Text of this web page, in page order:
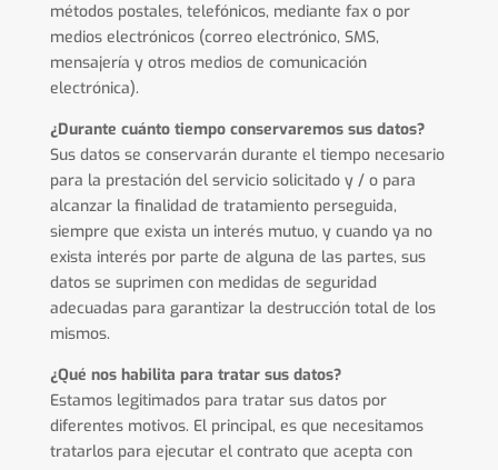
métodos postales, telefónicos, mediante fax o por
medios electrónicos (correo electrónico, SMS,
mensajería y otros medios de comunicación
electrónica).
¿Durante cuánto tiempo conservaremos sus datos?
Sus datos se conservarán durante el tiempo necesario
para la prestación del servicio solicitado y / o para
alcanzar la finalidad de tratamiento perseguida,
siempre que exista un interés mutuo, y cuando ya no
exista interés por parte de alguna de las partes, sus
datos se suprimen con medidas de seguridad
adecuadas para garantizar la destrucción total de los
mismos.
¿Qué nos habilita para tratar sus datos?
Estamos legitimados para tratar sus datos por
diferentes motivos. El principal, es que necesitamos
tratarlos para ejecutar el contrato que acepta con